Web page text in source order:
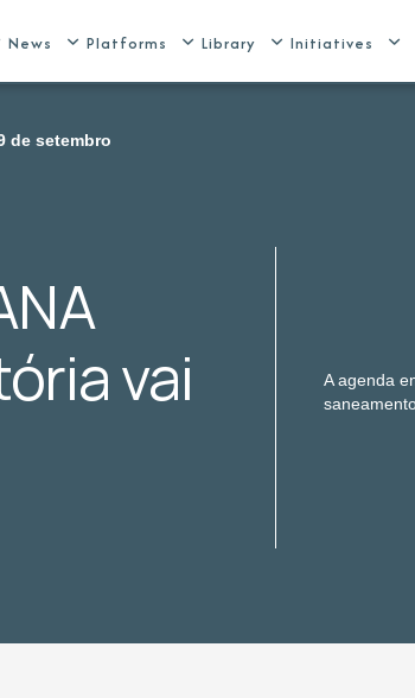
News Platforms Library Initiatives
de setembro
vai
A agenda